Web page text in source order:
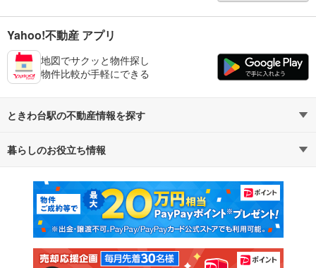
Yahoo!不動産 アプリ
地図でサクッと物件探し
物件比較が手軽にできる
ときわ台駅の不動産情報を探す
不動産・住宅
新築マンション 中古マンション
新築一戸建て 中古一戸建て
注文住宅 土地
暮らしのお役立ち情報
マンションカタログ 教えて！住まいの先生